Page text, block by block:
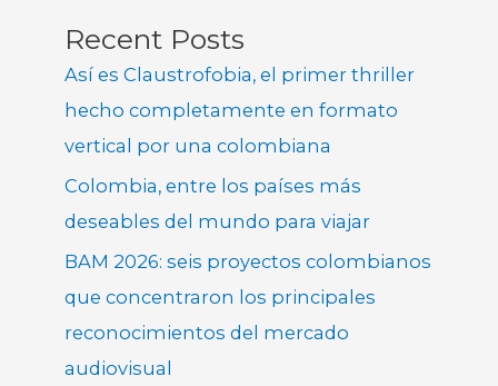
Recent Posts
Así es Claustrofobia, el primer thriller
hecho completamente en formato
vertical por una colombiana
Colombia, entre los países más
deseables del mundo para viajar
BAM 2026: seis proyectos colombianos
que concentraron los principales
reconocimientos del mercado
audiovisual